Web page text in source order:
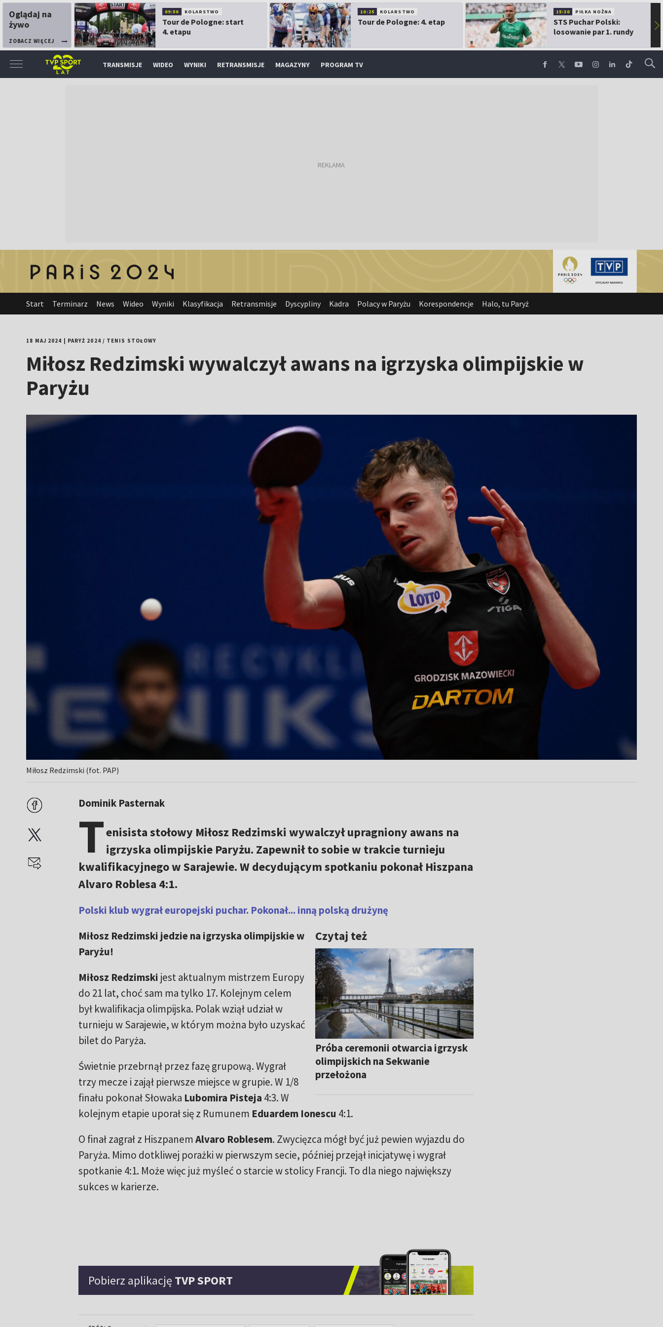
Oglądaj na
żywo
ZOBACZ WIĘCEJ
09:50 KOLARSTWO
Tour de Pologne: start
4. etapu
10:25 KOLARSTWO
Tour de Pologne: 4. etap
15:30 PIŁKA NOŻNA
STS Puchar Polski:
losowanie par 1. rundy
▶
TRANSMISJE WIDEO WYNIKI RETRANSMISJE MAGAZYNY PROGRAM TV
Start Terminarz News Wideo Wyniki Klasyfikacja Retransmisje Dyscypliny Kadra Polacy w Paryżu Korespondencje Halo, tu Paryż
18 MAJ 2024 PARYŻ 2024 / TENIS STOŁOWY
Miłosz Redzimski wywalczył awans na igrzyska olimpijskie w
Paryżu
Miłosz Redzimski (fot. PAP)
Dominik Pasternak
Tenisista stołowy Miłosz Redzimski wywalczył upragniony awans na
igrzyska olimpijskie Paryżu. Zapewnił to sobie w trakcie turnieju
kwalifikacyjnego w Sarajewie. W decydującym spotkaniu pokonał Hiszpana
Alvaro Roblesa 4:1.
Polski klub wygrał europejski puchar. Pokonał... inną polską drużynę
Czytaj też
Próba ceremonii otwarcia igrzysk
olimpijskich na Sekwanie
przełożona
Miłosz Redzimski jedzie na igrzyska olimpijskie w
Paryżu!
Miłosz Redzimski jest aktualnym mistrzem Europy
do 21 lat, choć sam ma tylko 17. Kolejnym celem
był kwalifikacja olimpijska. Polak wziął udział w
turnieju w Sarajewie, w którym można było uzyskać
bilet do Paryża.
Świetnie przebrnął przez fazę grupową. Wygrał
trzy mecze i zajął pierwsze miejsce w grupie. W 1/8
finału pokonał Słowaka Lubomira Pisteja 4:3. W
kolejnym etapie uporał się z Rumunem Eduardem Ionescu 4:1.
O finał zagrał z HiszpanemAlvaro Roblesem. Zwycięzca mógł być już pewien wyjazdu do
Paryża. Mimo dotkliwej porażki w pierwszym secie, później przejął inicjatywę i wygrał
spotkanie 4:1. Może więc już myśleć o starcie w stolicy Francji. To dla niego największy
sukces w karierze.
Pobierz aplikację TVP SPORT